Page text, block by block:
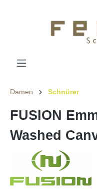
Damen Schnürer
FUSION
Washed